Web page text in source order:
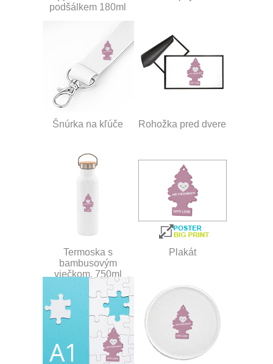
podšálkem 180ml
Šnúrka na kľúče Rohožka pred dvere
Termoska s
bambusovým
viečkom, 750ml
Plakát